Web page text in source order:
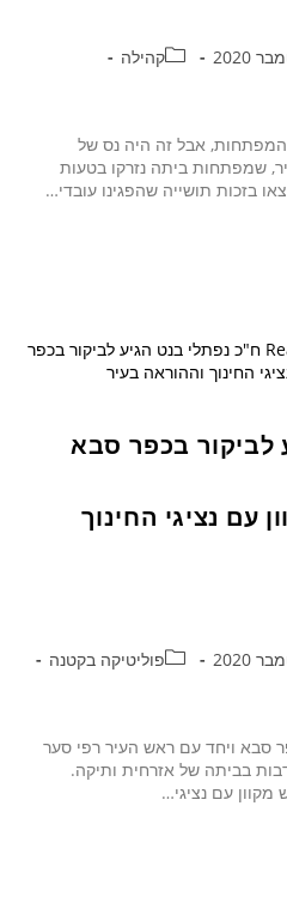
קהילה
אבל זה היה נס של
שמפתחות ביתה נזרקו בטעות
בזכות תושייה שהפגינו עובדי…
לביקור בכפר סבא
עם נציגי החינוך
פוליטיקה בקטנה
סבא ויחד עם ראש העיר רפי סער
בביתה של אזרחית ותיקה.
עם נציגי…